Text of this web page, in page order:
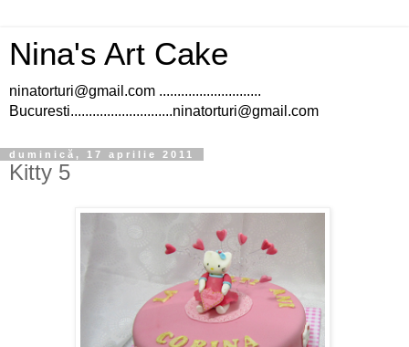
Nina's Art Cake
ninatorturi@gmail.com ............................
Bucuresti............................ninatorturi@gmail.com
duminică, 17 aprilie 2011
Kitty 5